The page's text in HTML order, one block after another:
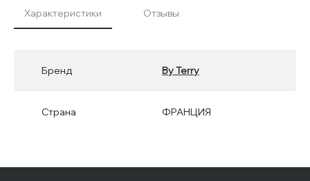
Характеристики Отзывы
Бренд By Terry
Страна ФРАНЦИЯ